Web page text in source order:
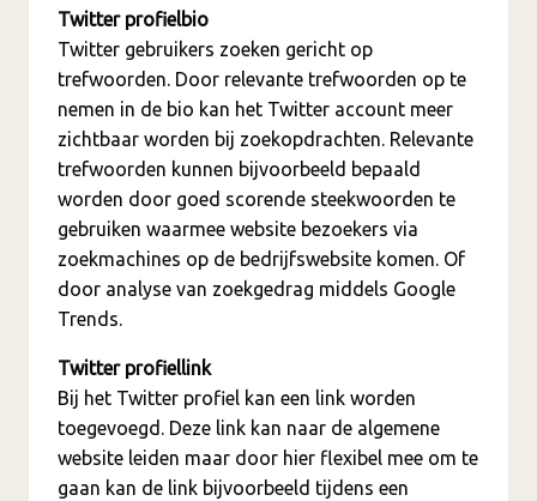
Twitter profielbio
Twitter gebruikers zoeken gericht op
trefwoorden. Door relevante trefwoorden op te
nemen in de bio kan het Twitter account meer
zichtbaar worden bij zoekopdrachten. Relevante
trefwoorden kunnen bijvoorbeeld bepaald
worden door goed scorende steekwoorden te
gebruiken waarmee website bezoekers via
zoekmachines op de bedrijfswebsite komen. Of
door analyse van zoekgedrag middels Google
Trends.
Twitter profiellink
Bij het Twitter profiel kan een link worden
toegevoegd. Deze link kan naar de algemene
website leiden maar door hier flexibel mee om te
gaan kan de link bijvoorbeeld tijdens een